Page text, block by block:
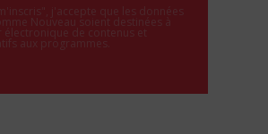
j'accepte que les données
Nouveau soient destinées à
électronique de contenus et
aux programmes.